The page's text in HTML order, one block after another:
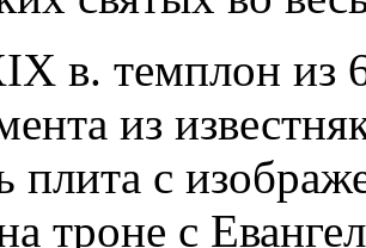
в. темплон из
из
плита с
троне с